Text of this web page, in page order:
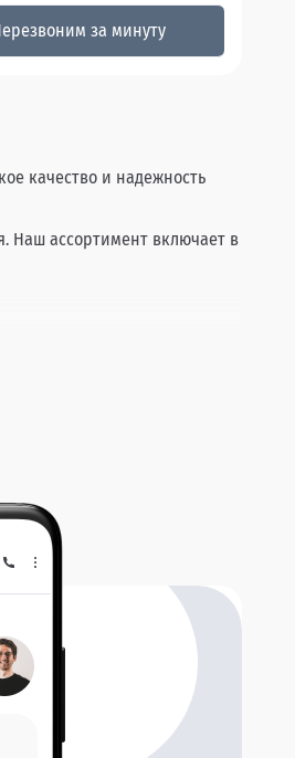
за минуту
качество и надежность
Наш ассортимент включает в